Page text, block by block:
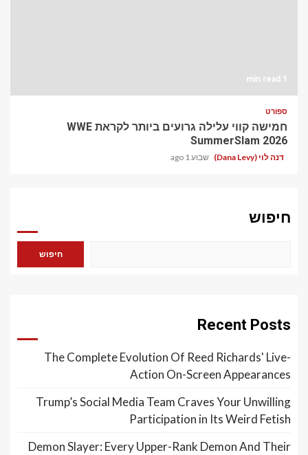
1 min read
ספורט
חמישה קווי עלילה גרועים ביותר לקראת WWE
SummerSlam 2026
דנה לוי (Dana Levy) שבוע 1 ago
חיפוש
חיפוש
Recent Posts
The Complete Evolution Of Reed Richards' Live-
Action On-Screen Appearances
Trump’s Social Media Team Craves Your Unwilling
Participation in Its Weird Fetish
Demon Slayer: Every Upper-Rank Demon And Their